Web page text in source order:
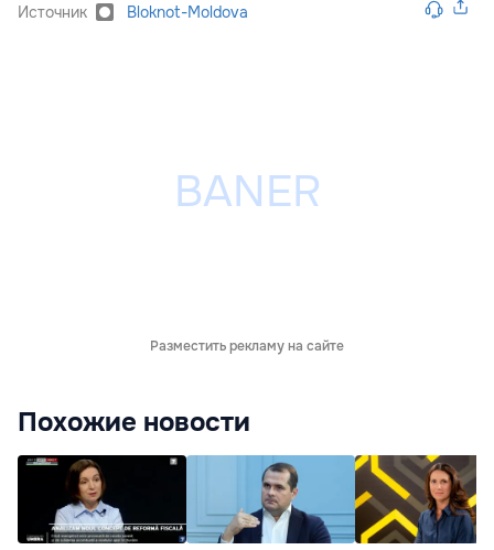
Источник Bloknot-Moldova
Разместить рекламу на сайте
Похожие новости